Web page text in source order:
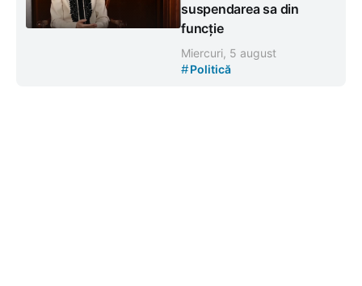
suspendarea sa din
funcție
Miercuri, 5 august
#Politică